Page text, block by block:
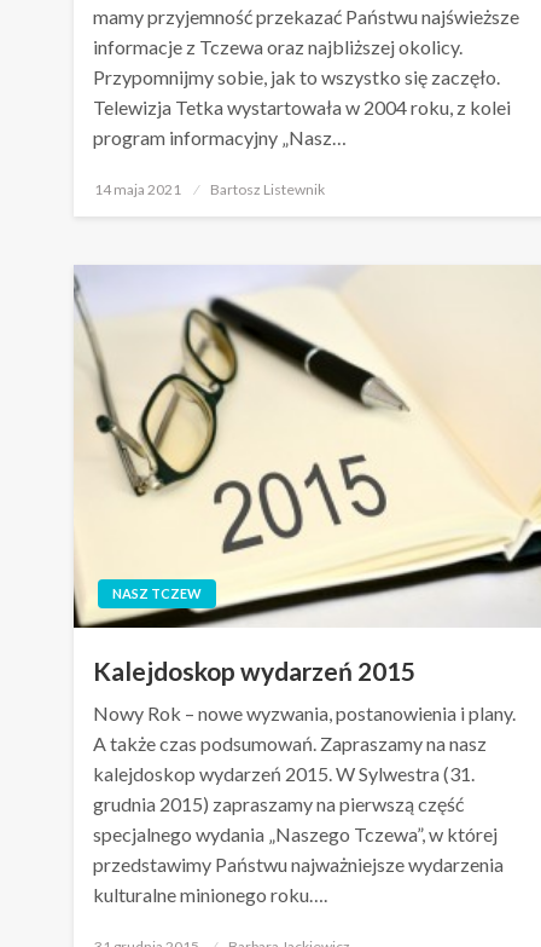
mamy przyjemność przekazać Państwu najświeższe
informacje z Tczewa oraz najbliższej okolicy.
Przypomnijmy sobie, jak to wszystko się zaczęło.
Telewizja Tetka wystartowała w 2004 roku, z kolei
program informacyjny „Nasz…
Opublikowane
14 maja 2021 Bartosz Listewnik
NASZ TCZEW
Kalejdoskop wydarzeń 2015
Nowy Rok – nowe wyzwania, postanowienia i plany.
A także czas podsumowań. Zapraszamy na nasz
kalejdoskop wydarzeń 2015. W Sylwestra (31.
grudnia 2015) zapraszamy na pierwszą część
specjalnego wydania „Naszego Tczewa”, w której
przedstawimy Państwu najważniejsze wydarzenia
kulturalne minionego roku….
Opublikowane